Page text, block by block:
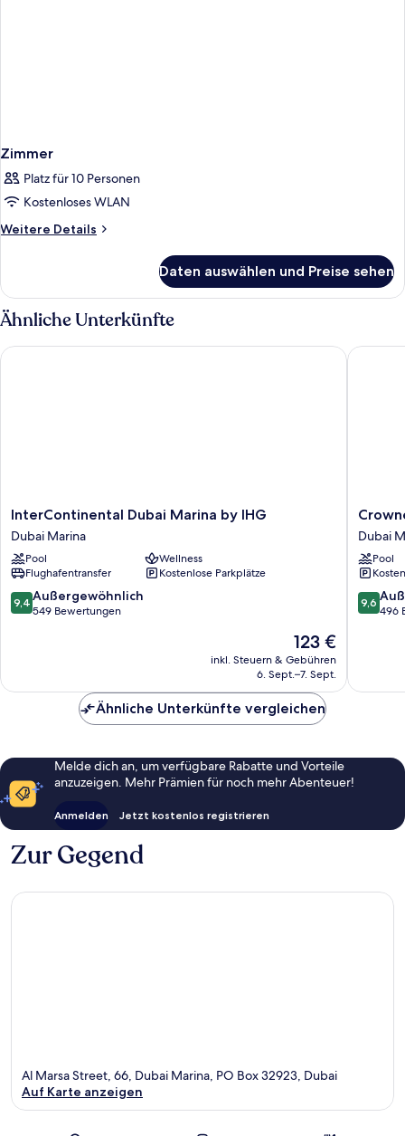
Zimmer
Platz für 10 Personen
Kostenloses WLAN
Weitere Details
Weitere
Daten auswählen und Preise sehen
Ähnliche Unterkünfte
InterContinental
Dubai
Marina
by
IHG
Dubai
Marina
InterContinental Dubai Marina by IHG
Dubai Marina
Pool
Wellness
Flughafentransfer
Kostenlose Parkplätze
9.4
von
9,4 Außergewöhnlich
549 Bewertungen
Der
Preis
beträgt
123 €
inkl. Steuern & Gebühren
6. Sept.–7. Sept.
InterContinental Dubai Marina by IHG
Crowne
Plaza
Dubai
Marina
by
IHG
Dubai
Dubai
Pool
9.6
von
9,6
496
Crowne
Ähnliche Unterkünfte vergleichen
Melde dich an, um verfügbare Rabatte und Vorteile
anzuzeigen. Mehr Prämien für noch mehr Abenteuer!
Anmelden Jetzt kostenlos registrieren
Zur Gegend
Al Marsa Street, 66, Dubai Marina, PO Box 32923, Dubai
Auf Karte anzeigen